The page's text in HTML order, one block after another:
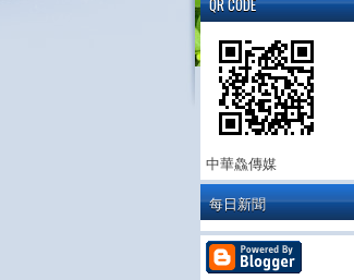
QR CODE
中華鱻傳媒
每日新聞